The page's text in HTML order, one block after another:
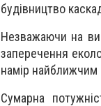
будівництво
Незважаючи на
заперечення
намір найближчим
Сумарна